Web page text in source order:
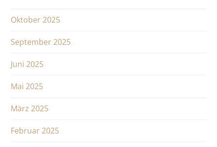
Oktober 2025
September 2025
Juni 2025
Mai 2025
März 2025
Februar 2025